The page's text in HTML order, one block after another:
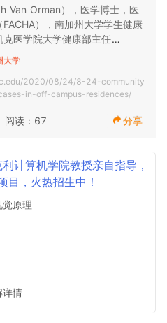
学期的其他更新。USC和OIS
员，我们在这里为您提供支
的教学和参与方式。他们利用
供的其他资源，为学生创造了
州大学在许多学校中还拥有一
在与该机构的教师分享经验。
布。  该时间表反映出大部分
提供混合形式的课程（亲自授
预计10％至20％的课堂将在校园
以及仅需要校园中可用的设施
课程大部分都将在本学期在线
生联系，以提供有关其班级，
详细信息。研究生课程的计划
。一个重要的目标是使每个人
的问题。
即将入学的一年级学生和来自
验，使他们感到自己是我们社
过渡。随后将有许多其他细
提供出色的教育体验，并促进
动。这些经历将有所不同，但我
可以在智力上挑战我们的学
带他们进入知识的前沿。
的教学和参与方式。他们利用
供的其他资源，为学生创造了
州大学在许多学校中还拥有一
在与该机构的教师分享经验。
发布。  该时间表反映出大多数
提供混合形式的课程（亲自授
计10％至20％的课堂将在校园
对面的实验室，工作室，表演
指南最终确定其疫苗接种政策
月发布。同时，我可以告诉您，
服用COVID-19疫苗是保护自
供完整的详细信息，但是如果
的Keck Medicine 网站会 根据到
细列表。
Medicine如何处理疫苗推出
苗的视频以及其他与疫苗相关
发展，但是重要的是要认识到
期，必须遵守身体疏远和PPE
代的过程中，在面对令人难以
性。我们期待着进一步共同应
Van Orman），医学博士，医
），南加州大学学生健康
医学院大学健康部主任
公寓中的Covid-19病例
南加州大学学生健康中心在大
19病例的数量惊人地增
试）鉴定出14例。
者追踪和对有症状的和暴露的
病例。
生被隔离14天。
大学
2020/08/24/8-24-community
in-off-campus-residences/
阅读：67 分享
计算机学院教授亲自指导，
目，火热招生中！
原理
详情